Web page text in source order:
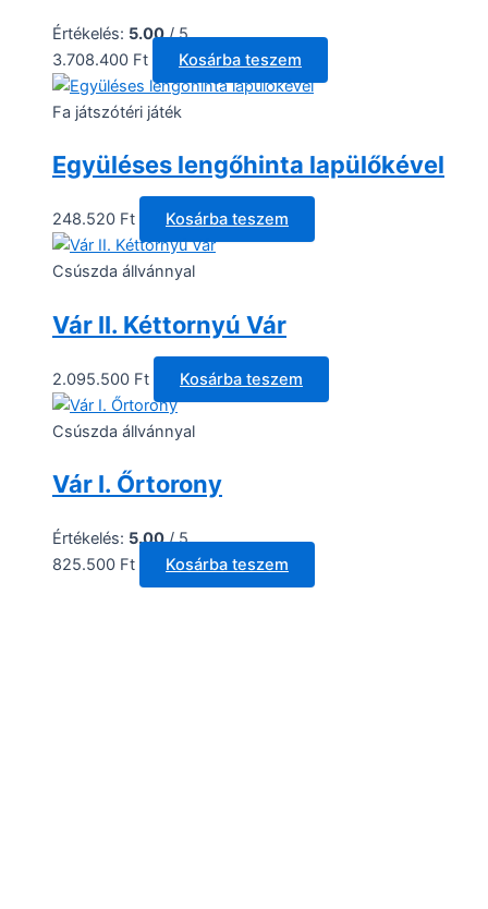
Értékelés: 5.00/ 5
3.708.400 Ft Kosárba teszem
Fa játszótéri játék
Együléses lengőhinta lapülőkével
248.520 Ft Kosárba teszem
Csúszda állvánnyal
Vár II. Kéttornyú Vár
2.095.500 Ft Kosárba teszem
Csúszda állvánnyal
Vár I. Őrtorony
Értékelés: 5.00/ 5
825.500 Ft Kosárba teszem